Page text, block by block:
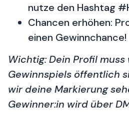
nutze den Hashtag
Chancen erhöhen:
einen Gewinnchance!
Wichtig: Dein Profil
Gewinnspiels öffentlich
wir deine Markierung
Gewinner:in wird über